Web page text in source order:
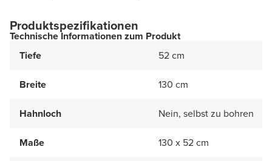
Produktspezifikationen
Technische Informationen zum Produkt
Tiefe
52 cm
Breite 130 cm
Hahnloch Nein, selbst zu bohren
Maße 130 x 52 cm